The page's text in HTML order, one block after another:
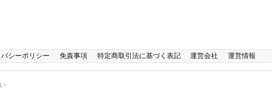
シーポリシー 免責事項 特定商取引法に基づく表記 運営会社 運営情報